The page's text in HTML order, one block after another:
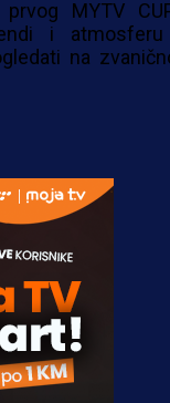
MYTV
i
na